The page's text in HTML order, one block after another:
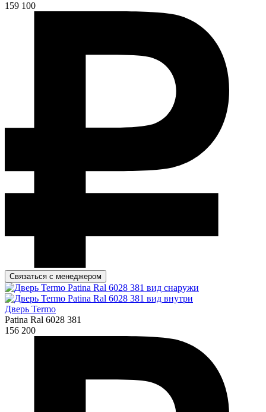
159 100
Связаться с менеджером
Дверь Termo
Patina Ral 6028 381
156 200